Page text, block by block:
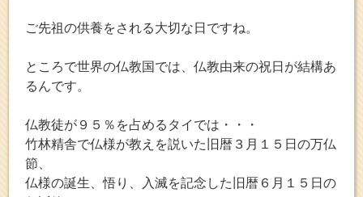
ご先祖の供養をされる大切な日ですね。
ところで世界の仏教国では、仏教由来の祝日が結構あ
るんです。
仏教徒が９５％を占めるタイでは・・・
竹林精舎で仏様が教えを説いた旧暦３月１５日の万仏
節、
仏様の誕生、悟り、入滅を記念した旧暦６月１５日の